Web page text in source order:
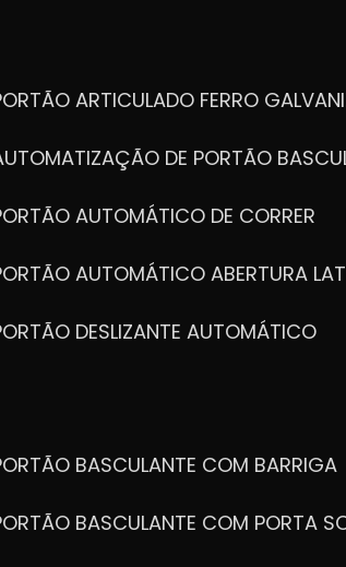
PORTÃO ARTICULADO FERRO
AUTOMATIZAÇÃO DE PORTÃO
PORTÃO AUTOMÁTICO DE CORRER
PORTÃO AUTOMÁTICO ABERTURA
PORTÃO DESLIZANTE AUTOMÁTICO
PORTÃO BASCULANTE COM BARRIGA
PORTÃO BASCULANTE COM PORTA